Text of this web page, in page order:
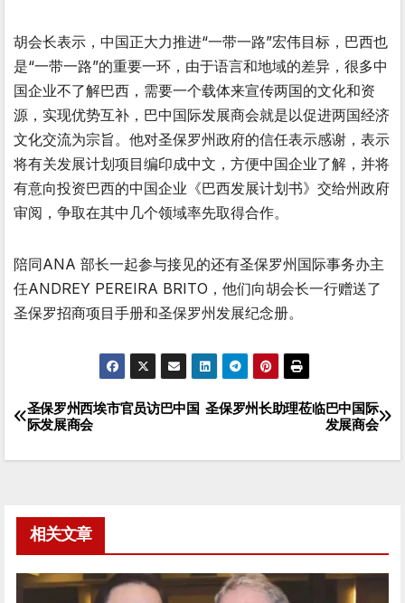
胡会长表示，中国正大力推进“一带一路”宏伟目标，巴西也
是“一带一路”的重要一环，由于语言和地域的差异，很多中
国企业不了解巴西，需要一个载体来宣传两国的文化和资
源，实现优势互补，巴中国际发展商会就是以促进两国经济
文化交流为宗旨。他对圣保罗州政府的信任表示感谢，表示
将有关发展计划项目编印成中文，方便中国企业了解，并将
有意向投资巴西的中国企业《巴西发展计划书》交给州政府
审阅，争取在其中几个领域率先取得合作。
陪同ANA 部长一起参与接见的还有圣保罗州国际事务办主
任ANDREY PEREIRA BRITO，他们向胡会长一行赠送了
圣保罗招商项目手册和圣保罗州发展纪念册。
文
章
航
圣保罗州长助理莅临巴中国际
发展商会
圣保罗州西埃市官员访巴中国
际发展商会
相关文章